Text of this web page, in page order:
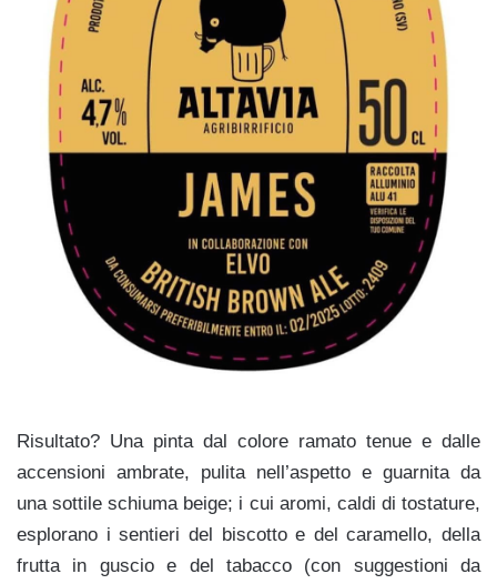
Risultato? Una pinta dal colore ramato tenue e dalle
accensioni ambrate, pulita nell’aspetto e guarnita da
una sottile schiuma beige; i cui aromi, caldi di tostature,
esplorano i sentieri del biscotto e del caramello, della
frutta in guscio e del tabacco (con suggestioni da